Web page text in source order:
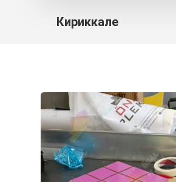
Кириккале